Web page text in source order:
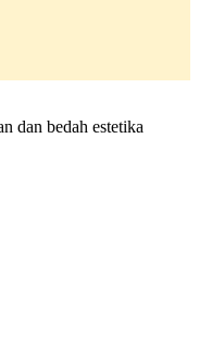
dan bedah estetika